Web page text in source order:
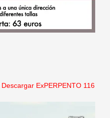
Descargar ExPERPENTO 116